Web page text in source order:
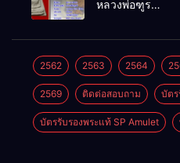
พ.ศ.2512
หลวงพ่อฑูรย์
พ.ศ.2512
2562 2563 2564
2569 ติดต่อสอบถาม บัตร
บัตรรับรองพระแท้ SP Amulet